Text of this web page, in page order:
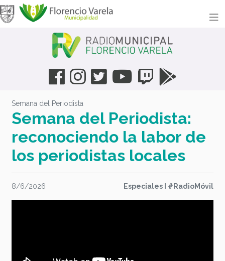
Semana del Periodista
Semana del Periodista:
reconociendo la labor de
los periodistas locales
8/6/2026 Especiales I #RadioMóvil